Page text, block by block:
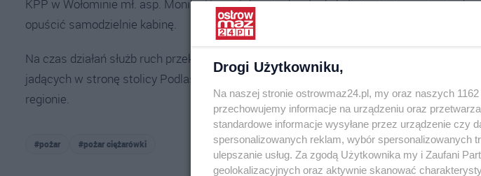
KPP w Wołominie mł. asp. Monika Kaczyńska, nie doszło do kolizji ani z innymi
opuścić samodzielnie kabinę.
Na czas działań służb ruch przekierowano na objazdy prowadzące przez pobliskie
jadących w stronę stolicy Podlasia utknęło w korkach, co spowodowało znaczne
regionie.
#pożar #pożar ciężarówki
Drogi Użytkowniku,
Na naszej stronie ostrowmaz24.pl, my oraz naszych
przechowujemy informacje na urządzeniu oraz
standardowe informacje wysyłane przez urządzenie czy
spersonalizowanych reklam, wybór spersonalizowanych
ulepszanie usług. Za zgodą Użytkownika my i Zaufani
geolokalizacyjnych oraz aktywnie skanować